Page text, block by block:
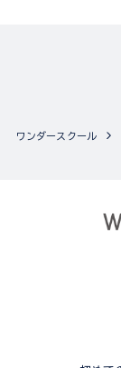
ワンダースクール